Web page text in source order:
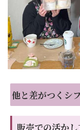
他と差がつくシ
販売での活か